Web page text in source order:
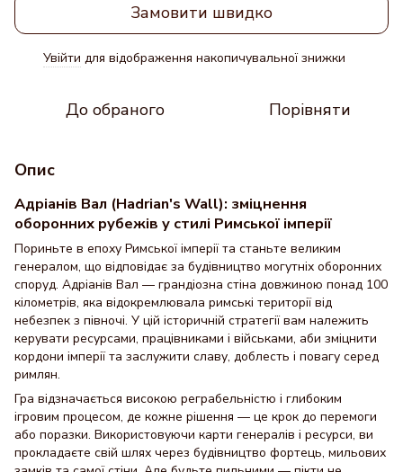
Замовити швидко
Увійти для відображення накопичувальної знижки
До обраного Порівняти
Опис
Адріанів Вал (Hadrian's Wall): зміцнення
оборонних рубежів у стилі Римської імперії
Пориньте в епоху Римської імперії та станьте великим
генералом, що відповідає за будівництво могутніх оборонних
споруд. Адріанів Вал — грандіозна стіна довжиною понад 100
кілометрів, яка відокремлювала римські території від
небезпек з півночі. У цій історичній стратегії вам належить
керувати ресурсами, працівниками і військами, аби зміцнити
кордони імперії та заслужити славу, доблесть і повагу серед
римлян.
Гра відзначається високою реграбельністю і глибоким
ігровим процесом, де кожне рішення — це крок до перемоги
або поразки. Використовуючи карти генералів і ресурси, ви
прокладаєте свій шлях через будівництво фортець, мильових